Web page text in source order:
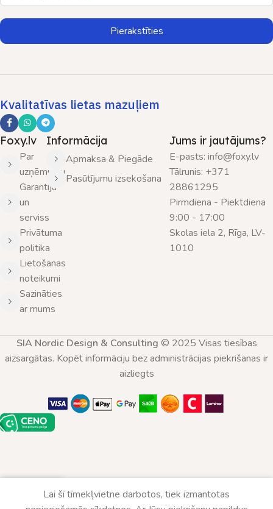
Pierakstīties
Kvalitatīvas lietas mazuļiem
Foxy.lv
Par
uzņēmumu
Garantija
un
serviss
Privātuma
politika
Lietošanas
noteikumi
Sazināties
ar mums
Informācija
Apmaksa & Piegāde
Pasūtījumu izsekošana
Jums ir jautājums?
E-pasts: info@foxy.lv
Tālrunis: +371
28861295
Pirmdiena - Piektdiena
9:00 - 17:00
Skolas iela 2, Rīga, LV-
1010
SIA Nordic Design & Consulting © 2025 Visas tiesības
aizsargātas. Kopēt informāciju bez administrācijas piekrišanas ir
aizliegts
Lai šī tīmekļvietne darbotos, tiek izmantotas